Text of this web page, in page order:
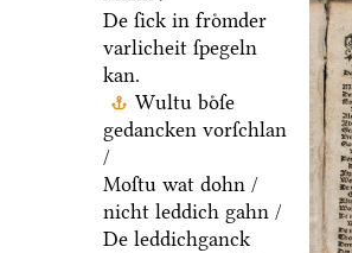
De ſick in froͤmder
varlicheit ſpegeln
kan.
Wultu boͤſe
gedancken vorſchlan
/
Moſtu wat dohn /
nicht leddich gahn /
De leddichganck